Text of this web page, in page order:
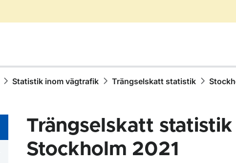
Statistik inom vägtrafik Trängselskatt statistik
Undermeny för Statistik inom vägtrafik
Trängselskatt statistik
Stockholm 2021